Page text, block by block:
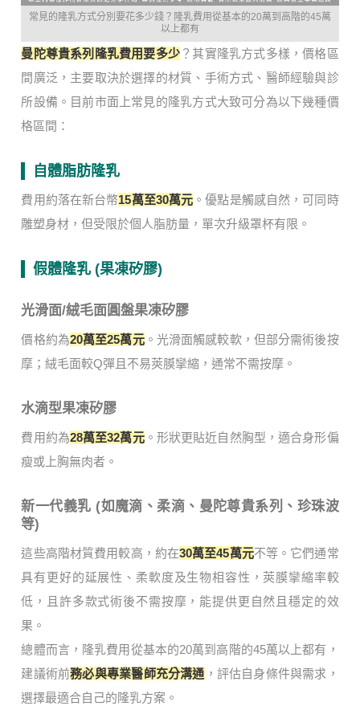
常見的隆乳方式分別要花多少錢？隆乳費用從基本的20萬到高階的45萬
以上都有
曼陀尊貴系列隆乳費用要多少 ？其實隆乳方式多樣，價格區
間廣泛，主要取決於選擇的材質、手術方式、醫師經驗與診
所設備。目前市面上常見的隆乳方式大致可分為以下幾種價
格區間：
自體脂肪隆乳
費用約落在新台幣15萬至30萬元 。優點是觸感自然，可同時
雕塑身材，但受限於個人脂肪量，單次升級罩杯有限。
假體隆乳 (果凍矽膠)
光滑面/絨毛面圓盤果凍矽膠
價格約為20萬至25萬元。光滑面觸感較軟，但部分需術後按
摩；絨毛面較Q彈且不易莢膜攣縮，通常不需按摩。
水滴型果凍矽膠
費用約為28萬至32萬元。形狀更貼近自然胸型，適合身形偏
瘦或上胸無肉者。
新一代義乳 (如魔滴、柔滴、曼陀尊貴系列、珍珠波
等)
這些高階材質費用較高，約在30萬至45萬元不等。它們通常
具有更好的延展性、柔軟度及生物相容性，莢膜攣縮率較
低，且許多款式術後不需按摩，能提供更自然且穩定的效
果。
總體而言，隆乳費用從基本的20萬到高階的45萬以上都有，
建議術前務必與專業醫師充分溝通 ，評估自身條件與需求，
選擇最適合自己的隆乳方案。